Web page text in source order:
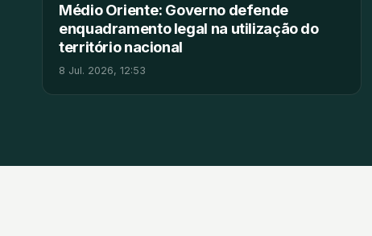
Médio Oriente: Governo defende
enquadramento legal na utilização do
território nacional
8 Jul. 2026, 12:53